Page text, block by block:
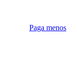
Paga menos